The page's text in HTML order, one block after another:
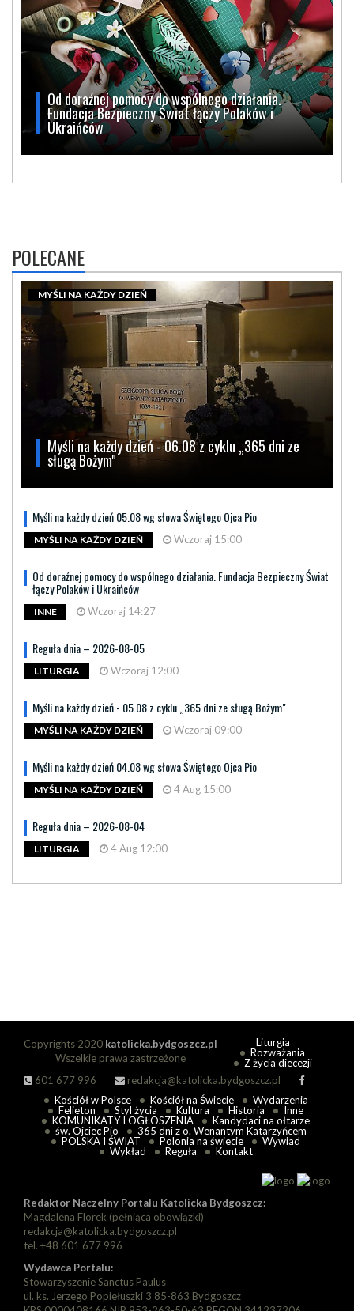
Od doraźnej pomocy do wspólnego działania.
Fundacja Bezpieczny Świat łączy Polaków i
Ukraińców
POLECANE
Myśli na każdy dzień - 06.08 z cyklu „365 dni ze
sługą Bożym"
MYŚLI NA KAŻDY DZIEŃ
Myśli na każdy dzień 05.08 wg słowa Świętego Ojca Pio
MYŚLI NA KAŻDY DZIEŃ Wczoraj 15:00
Od doraźnej pomocy do wspólnego działania. Fundacja Bezpieczny Świat
łączy Polaków i Ukraińców
INNE Wczoraj 14:27
Reguła dnia – 2026-08-05
LITURGIA Wczoraj 12:00
Myśli na każdy dzień - 05.08 z cyklu „365 dni ze sługą Bożym"
MYŚLI NA KAŻDY DZIEŃ Wczoraj 09:00
Myśli na każdy dzień 04.08 wg słowa Świętego Ojca Pio
MYŚLI NA KAŻDY DZIEŃ 4 Aug 15:00
Reguła dnia – 2026-08-04
LITURGIA 4 Aug 12:00
Copyrights 2020 katolicka.bydgoszcz.pl
Wszelkie prawa zastrzeżone
601 677 996
redakcja@katolicka.bydgoszcz.pl
Liturgia
Rozważania
Z życia diecezji
Kościół w Polsce Kościół na Świecie
Wydarzenia
Felieton
Styl życia Kultura Historia
Inne
KOMUNIKATY I OGŁOSZENIA
Kandydaci na ołtarze
św. Ojciec Pio
365 dni z o. Wenantym Katarzyńcem
POLSKA I ŚWIAT
Polonia na świecie
Wywiad
Wykład
Reguła Kontakt
Redaktor Naczelny Portalu Katolicka Bydgoszcz:
Magdalena Florek (pełniąca obowiązki)
redakcja@katolicka.bydgoszcz.pl
tel. +48 601 677 996
Wydawca Portalu:
Stowarzyszenie Sanctus Paulus
ul. ks. Jerzego Popiełuszki 3 85-863 Bydgoszcz